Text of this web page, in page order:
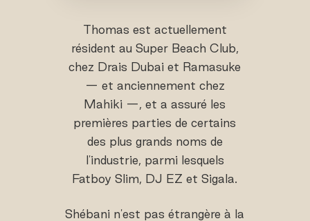
Thomas est actuellement
résident au Super Beach Club,
chez Drais Dubai et Ramasuke
— et anciennement chez
Mahiki —, et a assuré les
premières parties de certains
des plus grands noms de
l'industrie, parmi lesquels
Fatboy Slim, DJ EZ et Sigala.
Shébani n'est pas étrangère à la